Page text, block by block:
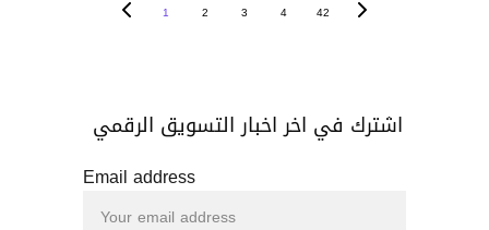
1 2 3 4 42
اشترك في اخر اخبار التسويق الرقمي
Email address